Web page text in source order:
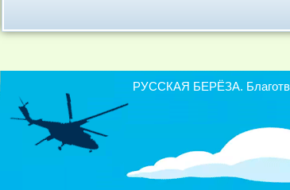
РУССКАЯ БЕРЁЗА.